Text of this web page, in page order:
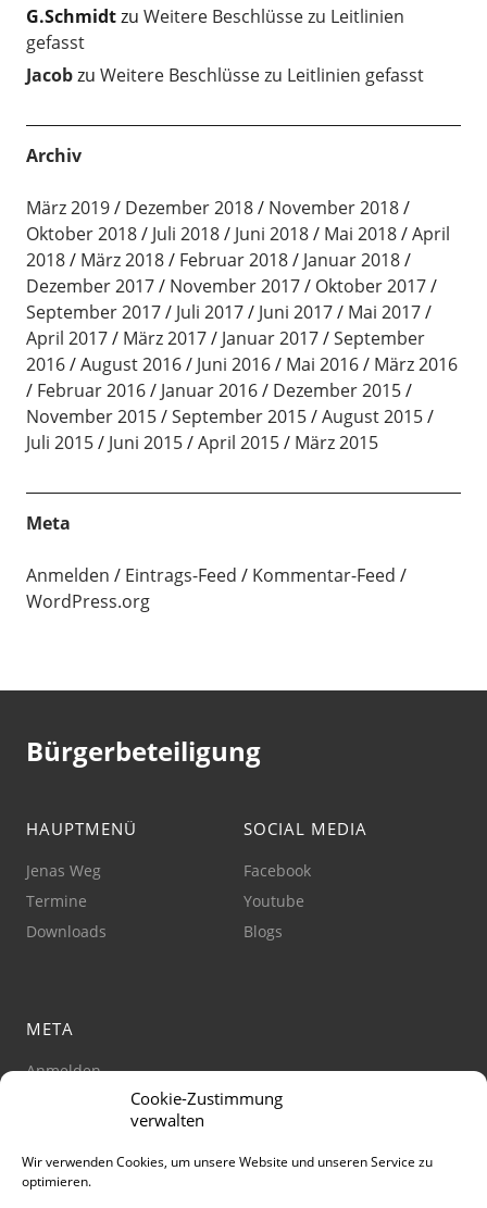
Cookie-Zustimmung
verwalten
Wir verwenden Cookies, um unsere Website und unseren Service zu
optimieren.
G.Schmidtzu Weitere Beschlüsse zu Leitlinien
gefasst
Jacobzu Weitere Beschlüsse zu Leitlinien gefasst
Archiv
März 2019 Dezember 2018
November 2018
Oktober 2018
Juli 2018 Juni 2018 Mai 2018
April
2018
März 2018 Februar 2018
Januar 2018
Dezember 2017
November 2017
Oktober 2017
September 2017
Juli 2017 Juni 2017
Mai 2017
April 2017
März 2017 Januar 2017
September
2016
August 2016 Juni 2016 Mai 2016
März 2016
Februar 2016
Januar 2016
Dezember 2015
November 2015
September 2015
August 2015
Juli 2015
Juni 2015 April 2015 März 2015
Meta
Anmelden Eintrags-Feed
Kommentar-Feed
WordPress.org
Bürgerbeteiligung
HAUPTMENÜ
Jenas Weg
Termine
Downloads
SOCIAL MEDIA
Facebook
Youtube
Blogs
META
Anmelden
Barrierefreiheit
Cookie-Richtlinie